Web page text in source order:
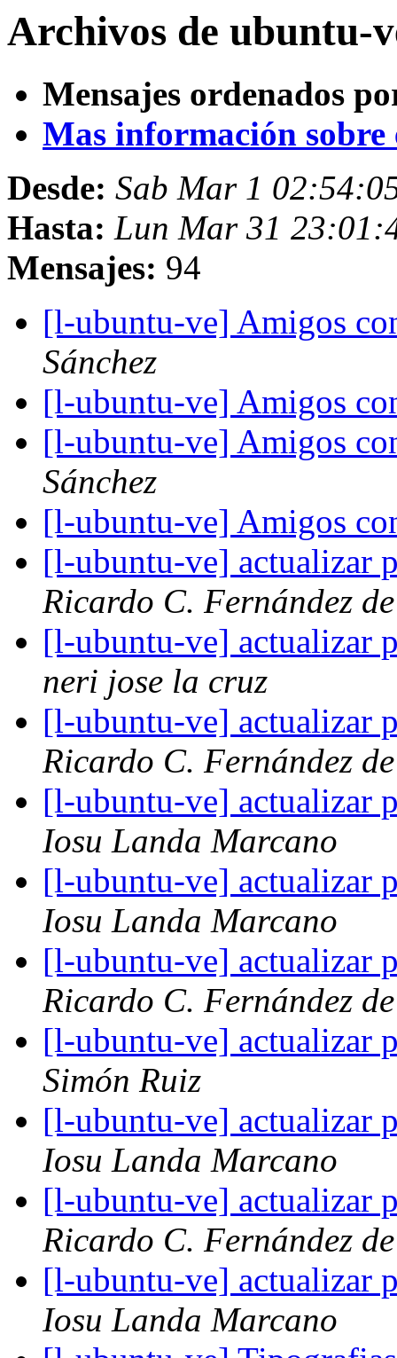
Archivos de ubuntu-
Mensajes ordenados
Mas información sobre
Desde: Sab Mar 1
Hasta: Lun Mar 31
Mensajes: 94
[l-ubuntu-ve] Amigos
Sánchez
[l-ubuntu-ve] Amigos
[l-ubuntu-ve] Amigos
Sánchez
[l-ubuntu-ve] Amigos
[l-ubuntu-ve] actualizar
Ricardo C. Fernández
[l-ubuntu-ve] actualizar
neri jose la cruz
[l-ubuntu-ve] actualizar
Ricardo C. Fernández
[l-ubuntu-ve] actualizar
Iosu Landa Marcano
[l-ubuntu-ve] actualizar
Iosu Landa Marcano
[l-ubuntu-ve] actualizar
Ricardo C. Fernández
[l-ubuntu-ve] actualizar
Simón Ruiz
[l-ubuntu-ve] actualizar
Iosu Landa Marcano
[l-ubuntu-ve] actualizar
Ricardo C. Fernández
[l-ubuntu-ve] actualizar
Iosu Landa Marcano